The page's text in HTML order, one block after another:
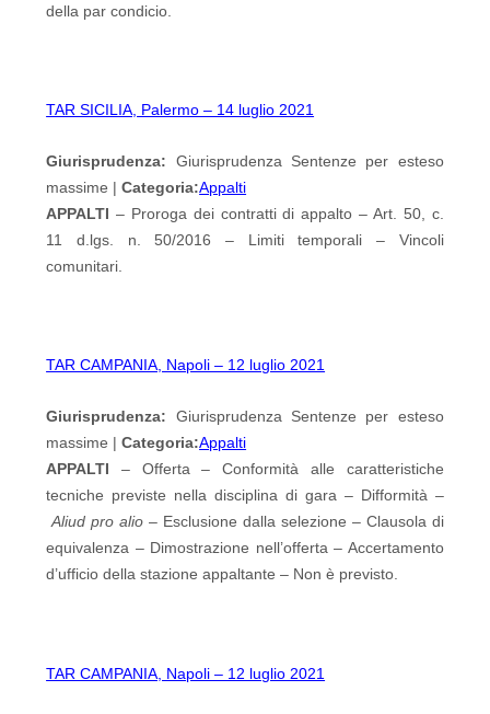
della par condicio.
TAR SICILIA, Palermo – 14 luglio 2021
Giurisprudenza: Giurisprudenza Sentenze per esteso
massime |Categoria:Appalti
APPALTI – Proroga dei contratti di appalto – Art. 50, c.
11 d.lgs. n. 50/2016 – Limiti temporali – Vincoli
comunitari.
TAR CAMPANIA, Napoli – 12 luglio 2021
Giurisprudenza: Giurisprudenza Sentenze per esteso
massime |Categoria:Appalti
APPALTI – Offerta – Conformità alle caratteristiche
tecniche previste nella disciplina di gara – Difformità –
Aliud pro alio – Esclusione dalla selezione – Clausola di
equivalenza – Dimostrazione nell’offerta – Accertamento
d’ufficio della stazione appaltante – Non è previsto.
TAR CAMPANIA, Napoli – 12 luglio 2021